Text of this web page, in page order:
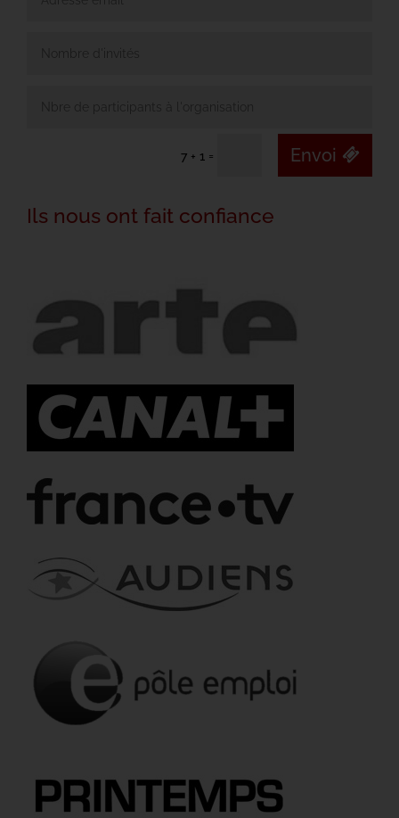
7 + 1 = Envoi
Ils nous ont fait confiance